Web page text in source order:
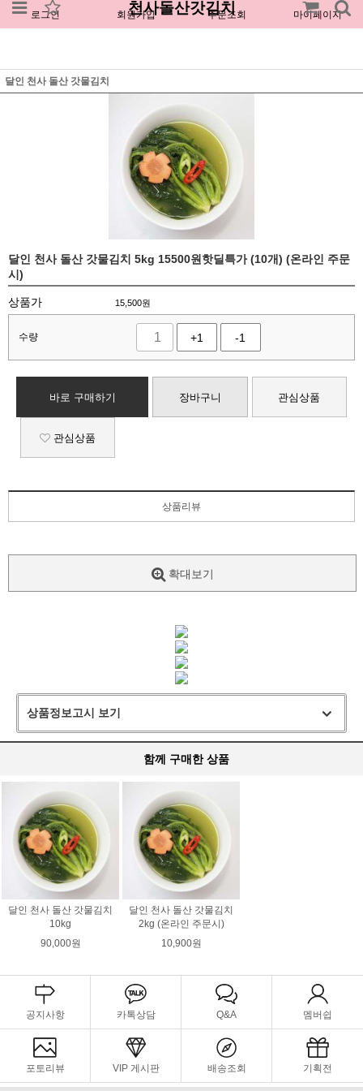
로그인 회원가입 주문조회 마이페이지
천사돌산갓김치
달인 천사 돌산 갓물김치
달인 천사 돌산 갓물김치 5kg 15500원핫딜특가 (10개) (온라인 주문
시)
상품가 15,500원
수량 +1 -1
바로 구매하기 장바구니 관심상품
관심상품
상품리뷰
확대보기
상품정보고시 보기
함께 구매한 상품
달인 천사 돌산 갓물김치
10kg
90,000원
달인 천사 돌산 갓물김치
2kg (온라인 주문시)
10,900원
공지사항 카톡상담 Q&A 멤버쉽
포토리뷰 VIP 게시판 배송조회 기획전